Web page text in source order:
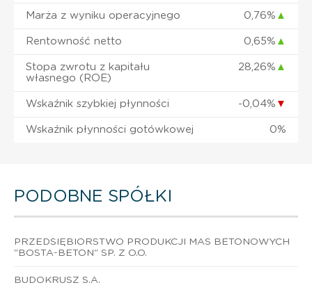
Marża z wyniku operacyjnego 0,76% ▲
Rentowność netto 0,65% ▲
Stopa zwrotu z kapitału
własnego (ROE)
28,26% ▲
Wskaźnik szybkiej płynności -0,04% ▼
Wskaźnik płynności gotówkowej 0%
PODOBNE SPÓŁKI
PRZEDSIĘBIORSTWO PRODUKCJI MAS BETONOWYCH
"BOSTA-BETON" SP. Z O.O.
BUDOKRUSZ S.A.